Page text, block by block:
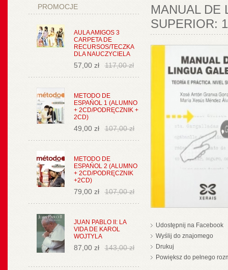
PROMOCJE
AULA AMIGOS 3
CARPETA DE
RECURSOS/TECZKA
DLA NAUCZYCIELA
57,00 zł 117,00 zł
METODO DE
ESPAŃOL 1 (ALUMNO
+ 2CD/PODRĘCZNIK +
2CD)
49,00 zł 107,00 zł
METODO DE
ESPAŃOL 2 (ALUMNO
+ 2CD/PODRĘCZNIK
+2CD)
79,00 zł 107,00 zł
JUAN PABLO II: LA
VIDA DE KAROL
WOJTYLA
87,00 zł 143,00 zł
MANUAL DE
SUPERIOR: 1
Udostępnij na Facebook
Wyślij do znajomego
Drukuj
Powiększ do pełnego